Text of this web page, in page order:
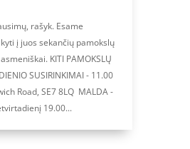
rašyk. Esame
į juos sekančių pamokslų
KITI PAMOKSLŲ
SUSIRINKIMAI - 11.00
Road, SE7 8LQ MALDA -
19.00...